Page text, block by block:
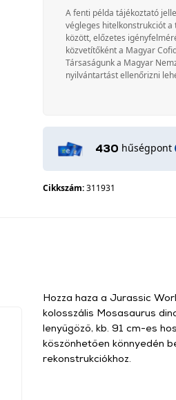
A fenti példa tájékoztató
végleges hitelkonstrukciót
között, előzetes
közvetítőként a Magyar
Társaságunk a Magyar
nyilvántartást ellenőrizni
430 hűségpont
Cikkszám:311931
Hozza haza a Jurassic
kolosszális Mosasaurus
lenyűgöző, kb. 91 cm-es
köszönhetően könnyedén
rekonstrukciókhoz.